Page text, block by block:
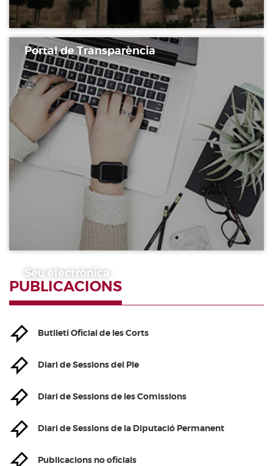
Portal de Transparència
Seu electrònica
PUBLICACIONS
Butlletí Oficial de les Corts
Diari de Sessions del Ple
Diari de Sessions de les Comissions
Diari de Sessions de la Diputació Permanent
Publicacions no oficials